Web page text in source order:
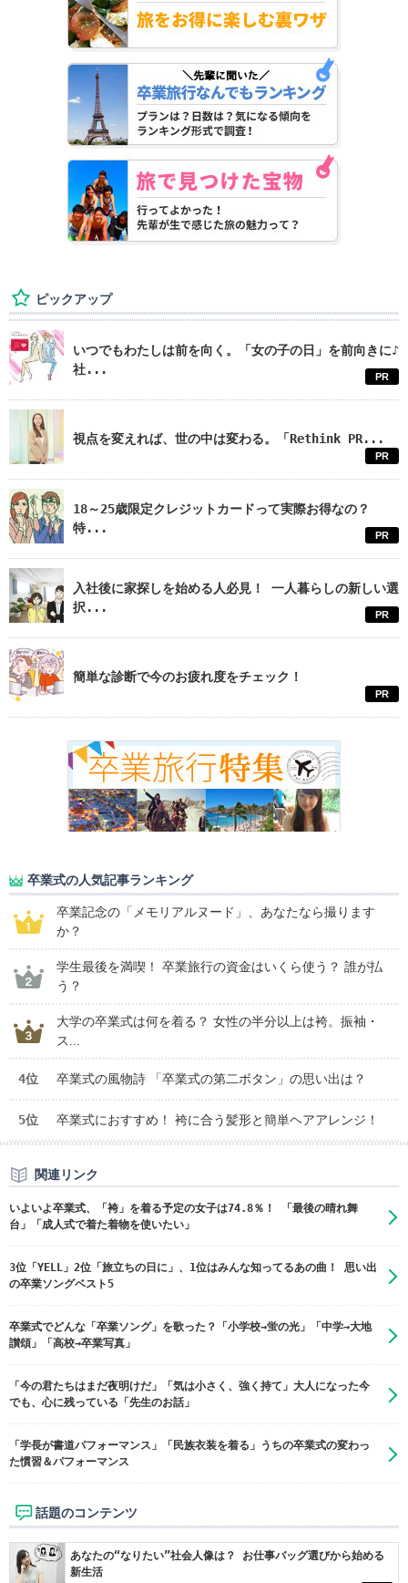
ピックアップ
いつでもわたしは前を向く。「女の子の日」を前向きに♪
社...
PR
視点を変えれば、世の中は変わる。「Rethink PR...
PR
18～25歳限定クレジットカードって実際お得なの？
特...
PR
入社後に家探しを始める人必見！ 一人暮らしの新しい選
択...
PR
簡単な診断で今のお疲れ度をチェック！
PR
卒業式の人気記事ランキング
卒業記念の「メモリアルヌード」、あなたなら撮ります
か？
学生最後を満喫！ 卒業旅行の資金はいくら使う？ 誰が払
う？
大学の卒業式は何を着る？ 女性の半分以上は袴。振袖・
ス...
4位 卒業式の風物詩 「卒業式の第二ボタン」の思い出は？
5位 卒業式におすすめ！ 袴に合う髪形と簡単ヘアアレンジ！
関連リンク
いよいよ卒業式、「袴」を着る予定の女子は74.8％！ 「最後の晴れ舞
台」「成人式で着た着物を使いたい」
3位「YELL」2位「旅立ちの日に」、1位はみんな知ってるあの曲！ 思い出
の卒業ソングベスト5
卒業式でどんな「卒業ソング」を歌った？「小学校→蛍の光」「中学→大地
讃頌」「高校→卒業写真」
「今の君たちはまだ夜明けだ」「気は小さく、強く持て」大人になった今
でも、心に残っている「先生のお話」
「学長が書道パフォーマンス」「民族衣装を着る」うちの卒業式の変わっ
た慣習＆パフォーマンス
話題のコンテンツ
あなたの“なりたい”社会人像は？ お仕事バッグ選びから始める
新生活